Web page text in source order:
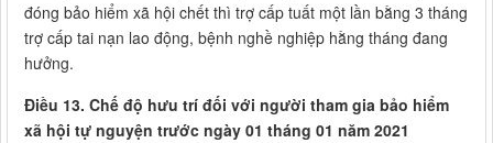
đóng bảo hiểm xã hội chết thì trợ cấp tuất một lần bằng 3 tháng
trợ cấp tai nạn lao động, bệnh nghề nghiệp hằng tháng đang
hưởng.
Điều 13. Chế độ hưu trí đối với người tham gia bảo hiểm
xã hội tự nguyện trước ngày 01 tháng 01 năm 2021